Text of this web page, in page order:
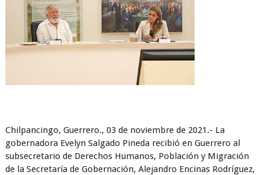
Chilpancingo, Guerrero., 03 de noviembre de 2021.- La
gobernadora Evelyn Salgado Pineda recibió en Guerrero al
subsecretario de Derechos Humanos, Población y Migración
de la Secretaría de Gobernación, Alejandro Encinas Rodríguez,